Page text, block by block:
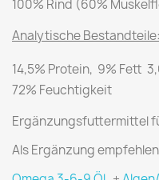
100% Rind (60%
Analytische Bestandteile:
14,5% Protein, 9% Fett
72% Feuchtigkeit
Ergänzungsfuttermittel
Als Ergänzung